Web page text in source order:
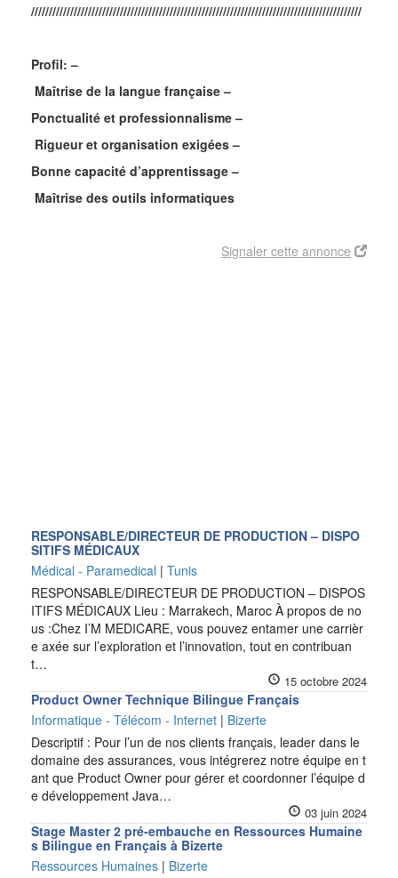
/////////////////////////////////////////////////////////////////////////////////////////////
Profil: –
Maîtrise de la langue française –
Ponctualité et professionnalisme –
Rigueur et organisation exigées –
Bonne capacité d’apprentissage –
Maîtrise des outils informatiques
Signaler cette annonce
RESPONSABLE/DIRECTEUR DE PRODUCTION – DISPO
SITIFS MÉDICAUX
Médical - Paramedical | Tunis
RESPONSABLE/DIRECTEUR DE PRODUCTION – DISPOS
ITIFS MÉDICAUX Lieu : Marrakech, Maroc À propos de no
us :Chez I’M MEDICARE, vous pouvez entamer une carrièr
e axée sur l’exploration et l’innovation, tout en contribuan
t…
15 octobre 2024
Product Owner Technique Bilingue Français
Informatique - Télécom - Internet | Bizerte
Descriptif : Pour l’un de nos clients français, leader dans le
domaine des assurances, vous intégrerez notre équipe en t
ant que Product Owner pour gérer et coordonner l’équipe d
e développement Java…
03 juin 2024
Stage Master 2 pré-embauche en Ressources Humaine
s Bilingue en Français à Bizerte
Ressources Humaines | Bizerte